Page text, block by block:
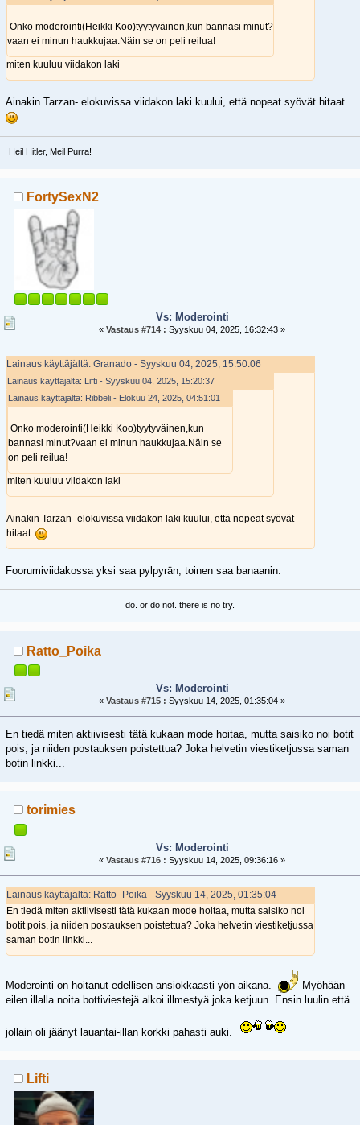
Onko moderointi(Heikki Koo)tyytyväinen,kun bannasi minut?
vaan ei minun haukkujaa.Näin se on peli reilua!
miten kuuluu viidakon laki
Ainakin Tarzan- elokuvissa viidakon laki kuului, että nopeat syövät hitaat
Heil Hitler, Meil Purra!
FortySexN2
Vs: Moderointi
«Vastaus #714 : Syyskuu 04, 2025, 16:32:43 »
Lainaus käyttäjältä: Granado - Syyskuu 04, 2025, 15:50:06
Lainaus käyttäjältä: Lifti - Syyskuu 04, 2025, 15:20:37
Lainaus käyttäjältä: Ribbeli - Elokuu 24, 2025, 04:51:01
Onko moderointi(Heikki Koo)tyytyväinen,kun
bannasi minut?vaan ei minun haukkujaa.Näin se
on peli reilua!
miten kuuluu viidakon laki
Ainakin Tarzan- elokuvissa viidakon laki kuului, että nopeat syövät
hitaat
Foorumiviidakossa yksi saa pylpyrän, toinen saa banaanin.
do. or do not. there is no try.
Ratto_Poika
Vs: Moderointi
«Vastaus #715 : Syyskuu 14, 2025, 01:35:04 »
En tiedä miten aktiivisesti tätä kukaan mode hoitaa, mutta saisiko noi botit
pois, ja niiden postauksen poistettua? Joka helvetin viestiketjussa saman
botin linkki...
torimies
Vs: Moderointi
«Vastaus #716 : Syyskuu 14, 2025, 09:36:16 »
Lainaus käyttäjältä: Ratto_Poika - Syyskuu 14, 2025, 01:35:04
En tiedä miten aktiivisesti tätä kukaan mode hoitaa, mutta saisiko noi
botit pois, ja niiden postauksen poistettua? Joka helvetin viestiketjussa
saman botin linkki...
Moderointi on hoitanut edellisen ansiokkaasti yön aikana.
Myöhään
eilen illalla noita bottiviestejä alkoi illmestyä joka ketjuun. Ensin luulin että
jollain oli jäänyt lauantai-illan korkki pahasti auki.
Lifti